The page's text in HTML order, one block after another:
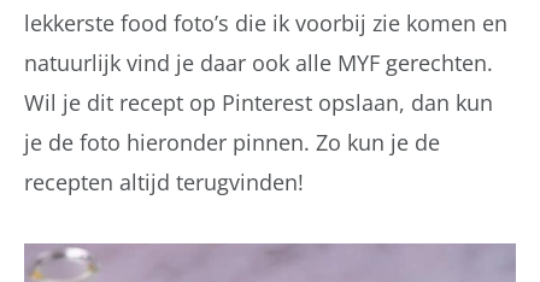
lekkerste food foto’s die ik voorbij zie komen en
natuurlijk vind je daar ook alle MYF gerechten.
Wil je dit recept op Pinterest opslaan, dan kun
je de foto hieronder pinnen. Zo kun je de
recepten altijd terugvinden!